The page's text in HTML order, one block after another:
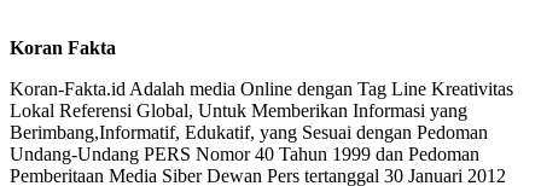
Koran Fakta
Koran-Fakta.id Adalah media Online dengan Tag Line Kreativitas
Lokal Referensi Global, Untuk Memberikan Informasi yang
Berimbang,Informatif, Edukatif, yang Sesuai dengan Pedoman
Undang-Undang PERS Nomor 40 Tahun 1999 dan Pedoman
Pemberitaan Media Siber Dewan Pers tertanggal 30 Januari 2012